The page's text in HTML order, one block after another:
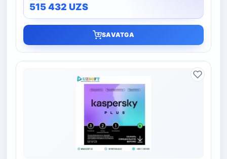
515 432 UZS
SAVATGA